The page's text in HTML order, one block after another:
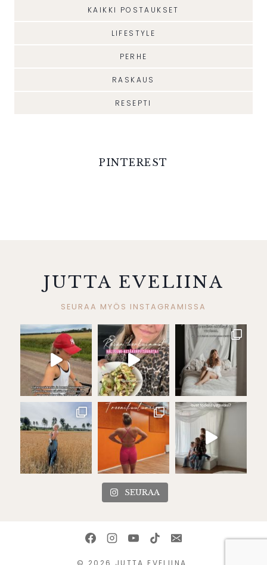
KAIKKI POSTAUKSET
LIFESTYLE
PERHE
RASKAUS
RESEPTI
PINTEREST
JUTTA EVELIINA
SEURAA MYÖS INSTAGRAMISSA
SEURAA